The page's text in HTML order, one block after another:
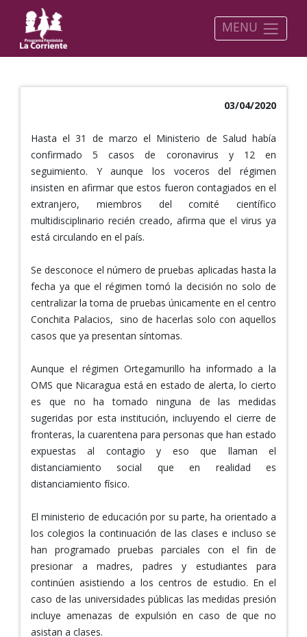
MENU
03/04/2020
Hasta el 31 de marzo el Ministerio de Salud había
confirmado 5 casos de coronavirus y 12 en
seguimiento. Y aunque los voceros del régimen
insisten en afirmar que estos fueron contagiados en el
extranjero, miembros del comité científico
multidisciplinario recién creado, afirma que el virus ya
está circulando en el país.
Se desconoce el número de pruebas aplicadas hasta la
fecha ya que el régimen tomó la decisión no solo de
centralizar la toma de pruebas únicamente en el centro
Conchita Palacios, sino de hacerlas solo con aquellos
casos que ya presentan síntomas.
Aunque el régimen Ortegamurillo ha informado a la
OMS que Nicaragua está en estado de alerta, lo cierto
es que no ha tomado ninguna de las medidas
sugeridas por esta institución, incluyendo el cierre de
fronteras, la cuarentena para personas que han estado
expuestas al contagio y eso que llaman el
distanciamiento social que en realidad es
distanciamiento físico.
El ministerio de educación por su parte, ha orientado a
los colegios la continuación de las clases e incluso se
han programado pruebas parciales con el fin de
presionar a madres, padres y estudiantes para
continúen asistiendo a los centros de estudio. En el
caso de las universidades públicas las medidas presión
incluye amenazas de expulsión en caso de que no
asistan a clases.